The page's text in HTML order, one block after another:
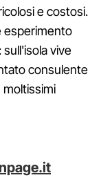
e costosi.
esperimento
vive
consulente
moltissimi